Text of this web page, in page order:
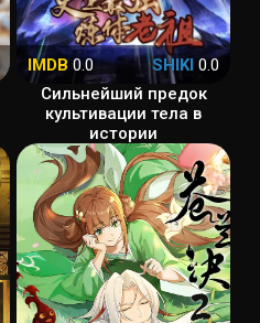
IMDB0.0 SHIKI0.0
Сильнейший предок
культивации тела в
истории